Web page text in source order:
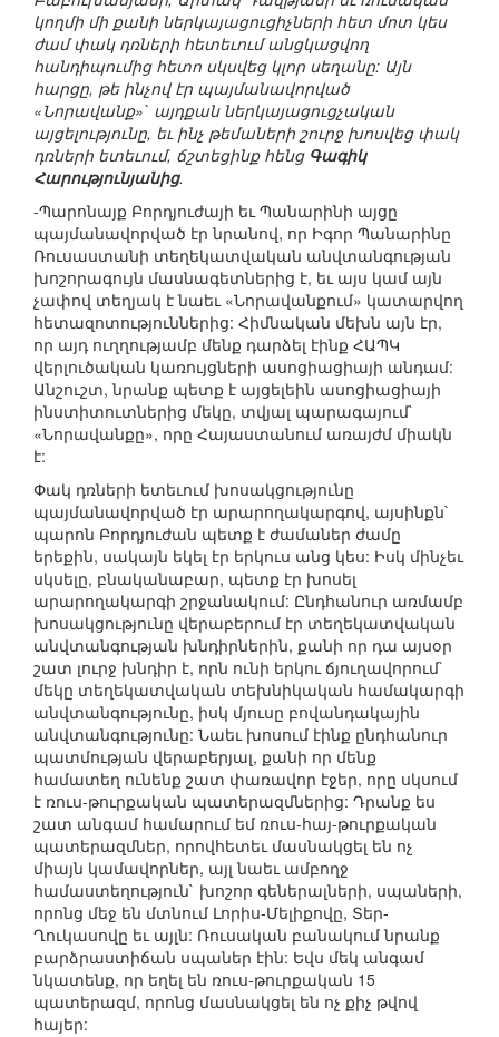
կողմի մի քանի ներկայացուցիչների հետ մոտ կես
ժամ փակ դռների հետեւում անցկացվող
հանդիպումից հետո սկսվեց կլոր սեղանը: Այն
հարցը, թե ինչով էր պայմանավորված
«Նորավանք»` այդքան ներկայացուցչական
այցելությունը, եւ ինչ թեմաների շուրջ խոսվեց փակ
դռների ետեւում, ճշտեցինք հենց Գագիկ
Հարությունյանից.
-Պարոնայք Բորդյուժայի եւ Պանարինի այցը
պայմանավորված էր նրանով, որ Իգոր Պանարինը
Ռուսաստանի տեղեկատվական անվտանգության
խոշորագույն մասնագետներից է, եւ այս կամ այն
չափով տեղյակ է նաեւ «Նորավանքում» կատարվող
հետազոտություններից: Հիմնական մեխն այն էր,
որ այդ ուղղությամբ մենք դարձել էինք ՀԱՊԿ
վերլուծական կառույցների ասոցիացիայի անդամ:
Անշուշտ, նրանք պետք է այցելեին ասոցիացիայի
ինստիտուտներից մեկը, տվյալ պարագայում`
«Նորավանքը», որը Հայաստանում առայժմ միակն
է:
Փակ դռների ետեւում խոսակցությունը
պայմանավորված էր արարողակարգով, այսինքն`
պարոն Բորդյուժան պետք է ժամաներ ժամը
երեքին, սակայն եկել էր երկուս անց կես: Իսկ մինչեւ
սկսելը, բնականաբար, պետք էր խոսել
արարողակարգի շրջանակում: Ընդհանուր առմամբ
խոսակցությունը վերաբերում էր տեղեկատվական
անվտանգության խնդիրներին, քանի որ դա այսօր
շատ լուրջ խնդիր է, որն ունի երկու ճյուղավորում`
մեկը տեղեկատվական տեխնիկական համակարգի
անվտանգությունը, իսկ մյուսը բովանդակային
անվտանգությունը: Նաեւ խոսում էինք ընդհանուր
պատմության վերաբերյալ, քանի որ մենք
համատեղ ունենք շատ փառավոր էջեր, որը սկսում
է ռուս-թուրքական պատերազմներից: Դրանք ես
շատ անգամ համարում եմ ռուս-հայ-թուրքական
պատերազմներ, որովհետեւ մասնակցել են ոչ
միայն կամավորներ, այլ նաեւ ամբողջ
համաստեղություն` խոշոր գեներալների, սպաների,
որոնց մեջ են մտնում Լորիս-Մելիքովը, Տեր-
Ղուկասովը եւ այլն: Ռուսական բանակում նրանք
բարձրաստիճան սպաներ էին: Եվս մեկ անգամ
նկատենք, որ եղել են ռուս-թուրքական 15
պատերազմ, որոնց մասնակցել են ոչ քիչ թվով
հայեր: